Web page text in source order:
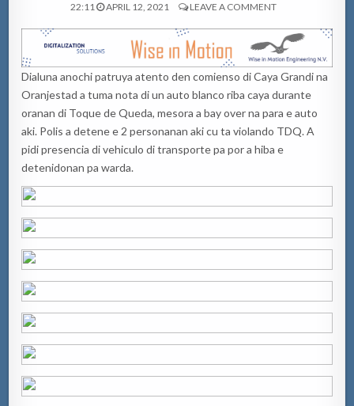
22:11 APRIL 12, 2021 LEAVE A COMMENT
Dialuna anochi patruya atento den comienso di Caya Grandi na
Oranjestad a tuma nota di un auto blanco riba caya durante
oranan di Toque de Queda, mesora a bay over na para e auto
aki. Polis a detene e 2 personanan aki cu ta violando TDQ. A
pidi presencia di vehiculo di transporte pa por a hiba e
detenidonan pa warda.